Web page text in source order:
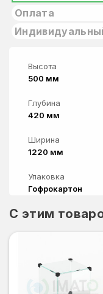
Оплата
Высота
500 мм
Глубина
420 мм
Ширина
1220 мм
Упаковка
Гофрокартон
C этим